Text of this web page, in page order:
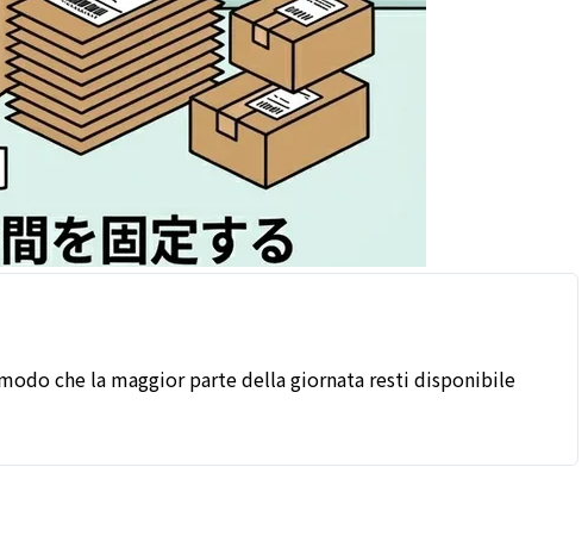
che la maggior parte della giornata resti disponibile